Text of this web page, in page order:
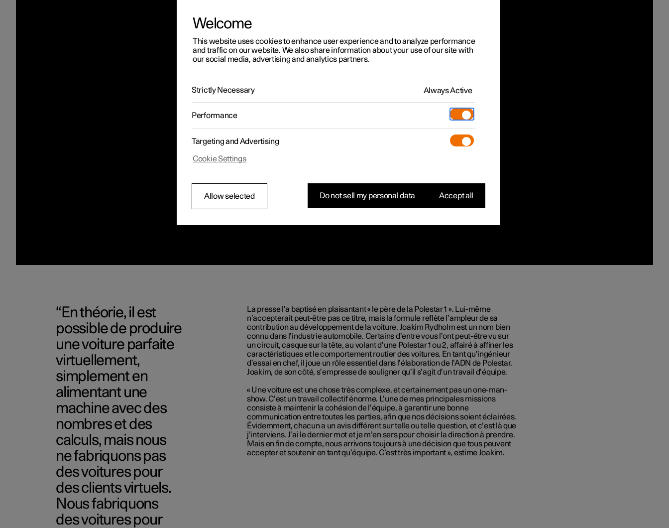
En théorie, il est
possible de produire
une voiture parfaite
virtuellement,
simplement en
alimentant une
machine avec des
nombres et des
calculs, mais nous
ne fabriquons pas
des voitures pour
des clients virtuels.
Nous fabriquons
des voitures pour
La presse l’a baptisé en plaisantant « le père de la Polestar 1 ». Lui-même
n’accepterait peut-être pas ce titre, mais la formule reflète l’ampleurde sa
contribution au développement de la voiture. Joakim Rydholm est un nom bien
connu dans l’industrieautomobile. Certainsd’entrevous l’ontpeut-être vu sur
un circuit,casque sur la tête, au volantd’unePolestar 1 ou 2, affairé à affiner les
caractéristiques et le comportement routier des voitures. En tantqu’ingénieur
d’essai en chef, il joue un rôleessentiel dans l’élaborationde l’ADN de Polestar.
Joakim, de son côté, s’empressede soulignerqu’il s’agit d’untravail d’équipe.
« Une voiture est une chose très complexe,et certainement pas un one-man-
show. C’estun travail collectif énorme. L’unede mes principales missions
consiste à maintenir la cohésion de l’équipe, à garantir une bonne
communication entre toutes les parties,afin que nos décisions soient éclairées.
Évidemment, chacun a un avis différent sur telle ou telle question, etc’estlà que
j’interviens. J’ai le dernier mot et jem’en sers pourchoisirla direction à prendre.
Mais en fin de compte, nous arrivons toujours à une décision que tous peuvent
accepter et soutenir en tantqu’équipe. C’esttrès important », estime Joakim.
Welcome
This website uses cookies to enhance user experience and to analyze performance
and traffic on our website. We also share information about your use of our site with
our social media, advertising and analytics partners.
Strictly Necessary Always Active
Performance
Targeting and Advertising
Cookie Settings
Allow selected Do not sell my personal data Accept all